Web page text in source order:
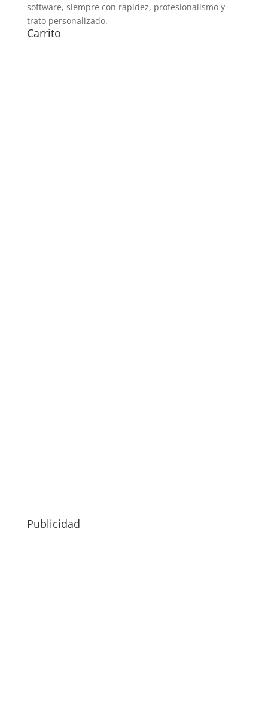
software, siempre con rapidez, profesionalismo y
trato personalizado.
Carrito
Publicidad